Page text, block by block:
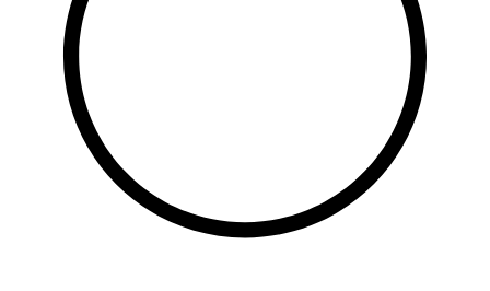
Балык бистәсе
104,9 FM
Баулы
107,5 FM
Биләр